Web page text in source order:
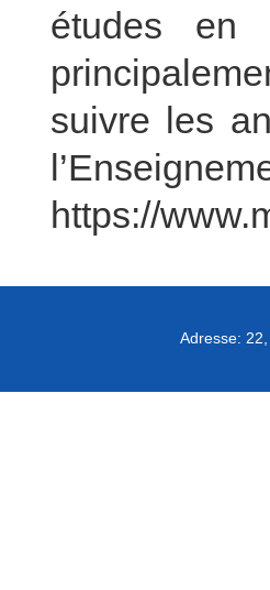
études en
suivre les
https://
Adresse: